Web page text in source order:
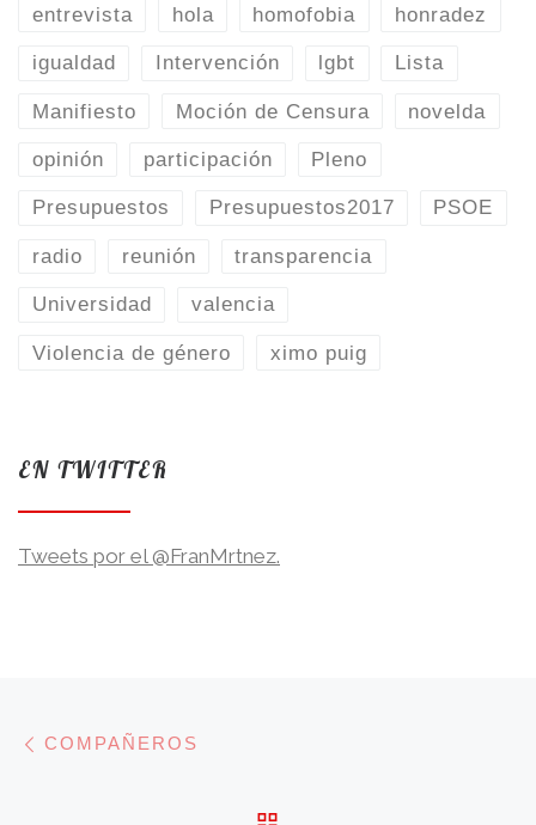
entrevista hola homofobia honradez
igualdad Intervención lgbt Lista
Manifiesto Moción de Censura novelda
opinión participación Pleno
Presupuestos Presupuestos2017 PSOE
radio reunión transparencia
Universidad valencia
Violencia de género ximo puig
EN TWITTER
Tweets por el @FranMrtnez.
Navegación de entradas
COMPAÑEROS